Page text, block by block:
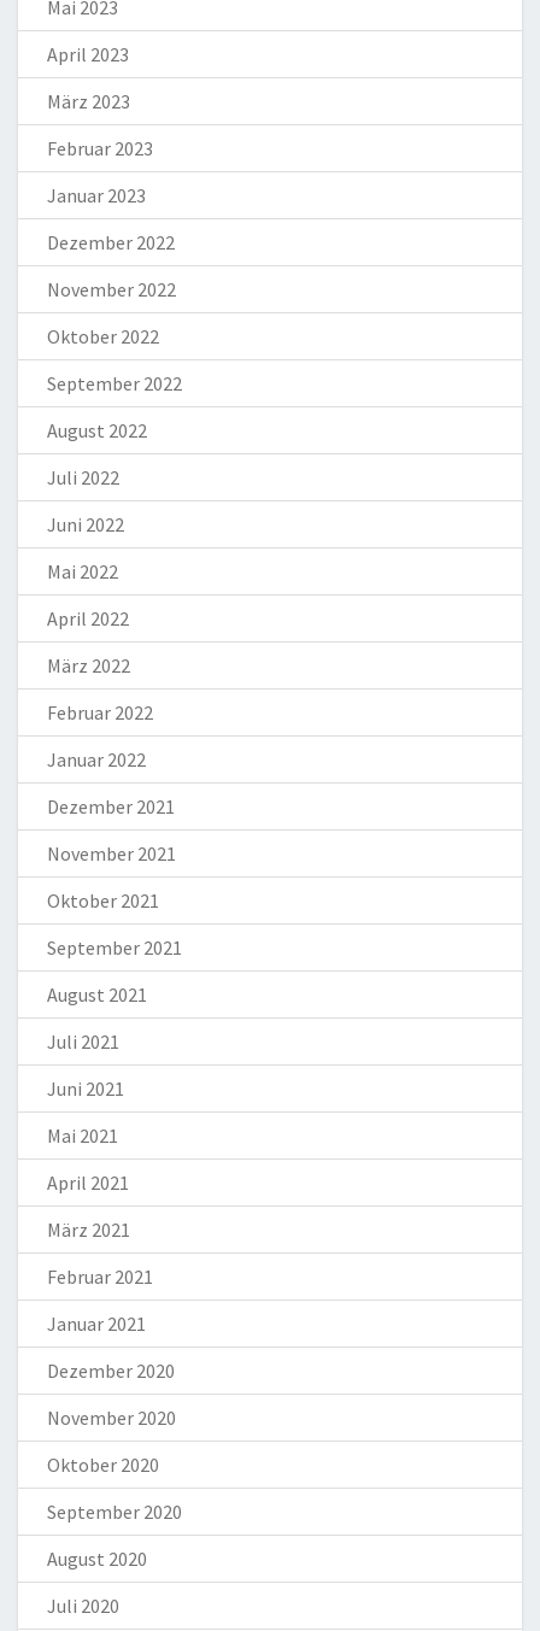
Mai 2023
April 2023
März 2023
Februar 2023
Januar 2023
Dezember 2022
November 2022
Oktober 2022
September 2022
August 2022
Juli 2022
Juni 2022
Mai 2022
April 2022
März 2022
Februar 2022
Januar 2022
Dezember 2021
November 2021
Oktober 2021
September 2021
August 2021
Juli 2021
Juni 2021
Mai 2021
April 2021
März 2021
Februar 2021
Januar 2021
Dezember 2020
November 2020
Oktober 2020
September 2020
August 2020
Juli 2020